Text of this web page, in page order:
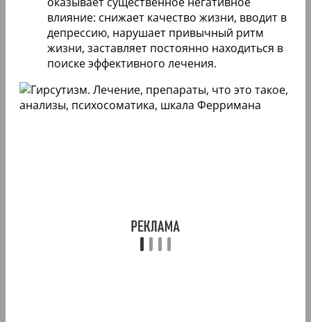
влияние: снижает качество жизни, вводит в
депрессию, нарушает привычный ритм
жизни, заставляет постоянно находиться в
поиске эффективного лечения.